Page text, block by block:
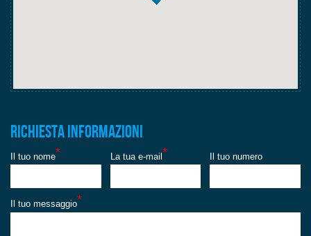
Richiesta informazioni
Il tuo nome* La tua e-mail * Il tuo numero
Il tuo messaggio*